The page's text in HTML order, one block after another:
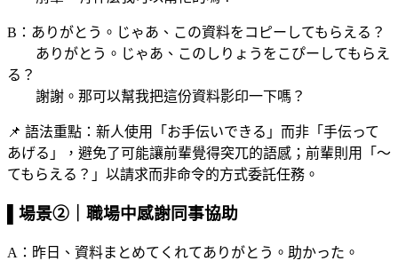
B：ありがとう。じゃあ、この資料をコピーしてもらえる？
ありがとう。じゃあ、このしりょうをこぴーしてもらえ
る？
謝謝。那可以幫我把這份資料影印一下嗎？
📌 語法重點：新人使用「お手伝いできる」而非「手伝って
あげる」，避免了可能讓前輩覺得突兀的語感；前輩則用「～
てもらえる？」以請求而非命令的方式委託任務。
▌場景②｜職場中感謝同事協助
A：昨日、資料まとめてくれてありがとう。助かった。